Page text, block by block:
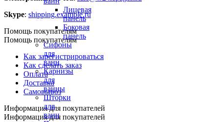
Лицевая
панель
Боковая
панель
Сифоны
для
ванн
Карнизы
для
ванны
Шторки
для
ванн
Skype: shipping.example.ru
Помощь покупателям
Помощь покупателям
Как зарегистрироваться
Как сделать заказ
Оплата
Доставка
Самовывоз
Информация для покупателей
Информация для покупателей